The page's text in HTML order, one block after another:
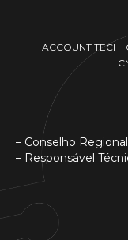
ACCOUNT TECH
– Conselho
– Responsável